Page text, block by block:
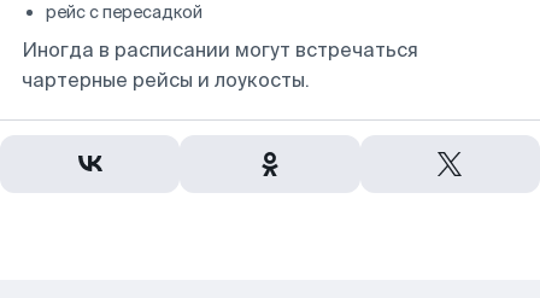
рейс с пересадкой
Иногда в расписании могут встречаться
чартерные рейсы и лоукосты.